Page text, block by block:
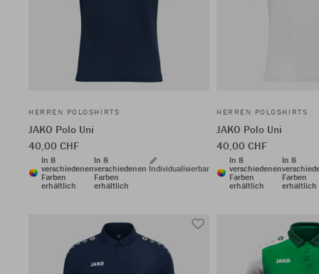
HERREN POLOSHIRTS
JAKO Polo Uni
40,00 CHF
In 8
verschiedenen
Farben
erhältlich
In 8
verschiedenen
Farben
erhältlich
Individualisierbar
HERREN POLOSHIRTS
JAKO Polo Uni
40,00 CHF
In 8
verschiedenen
Farben
erhältlich
In 8
Farben
erhältlich